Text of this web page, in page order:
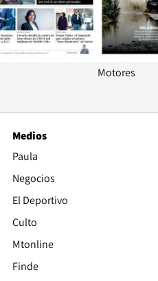
Motores
Medios
Paula
Negocios
El Deportivo
Culto
Mtonline
Finde